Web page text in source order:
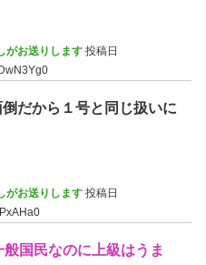
がお送りします 投稿日
だから１号と同じ扱いに
がお送りします 投稿日
国民なのに上級はうま